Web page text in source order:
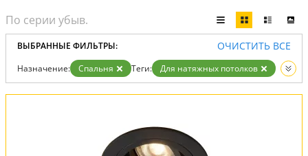
ВЫБРАННЫЕ ФИЛЬТРЫ: ОЧИСТИТЬ ВСЕ
Назначение: Спальня Теги:
Для натяжных потолков
Вид:
Точечные светильники